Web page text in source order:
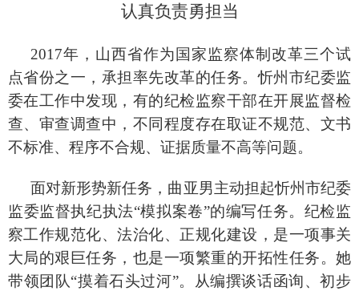
认真负责勇担当
2017年，山西省作为国家监察体制改革三个试
点省份之一，承担率先改革的任务。忻州市纪委监
委在工作中发现，有的纪检监察干部在开展监督检
查、审查调查中，不同程度存在取证不规范、文书
不标准、程序不合规、证据质量不高等问题。
面对新形势新任务，曲亚男主动担起忻州市纪委
监委监督执纪执法“模拟案卷”的编写任务。纪检监
察工作规范化、法治化、正规化建设，是一项事关
大局的艰巨任务，也是一项繁重的开拓性任务。她
带领团队“摸着石头过河”。从编撰谈话函询、初步